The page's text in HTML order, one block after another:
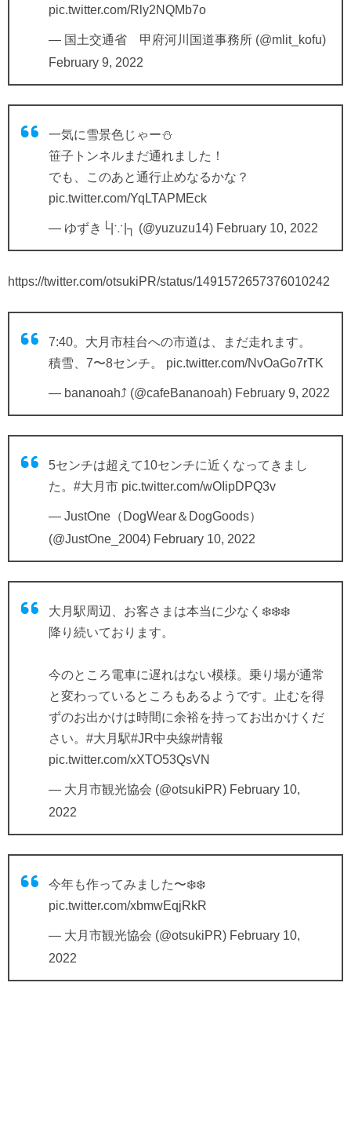
pic.twitter.com/Rly2NQMb7o
— 国土交通省 甲府河川国道事務所 (@mlit_kofu)
February 9, 2022
一気に雪景色じゃー⛄️
笹子トンネルまだ通れました！
でも、このあと通行止めなるかな？
pic.twitter.com/YqLTAPMEck
— ゆずき└|∵|┐ (@yuzuzu14) February 10, 2022
https://twitter.com/otsukiPR/status/1491572657376010242
7:40。大月市桂台への市道は、まだ走れます。
積雪、7〜8センチ。 pic.twitter.com/NvOaGo7rTK
— bananoah⤴︎ (@cafeBananoah) February 9, 2022
5センチは超えて10センチに近くなってきまし
た。 #大月市 pic.twitter.com/wOIipDPQ3v
— JustOne（DogWear＆DogGoods）
(@JustOne_2004) February 10, 2022
大月駅周辺、お客さまは本当に少なく❄️❄️❄️
降り続いております。
今のところ電車に遅れはない模様。乗り場が通常
と変わっているところもあるようです。止むを得
ずのお出かけは時間に余裕を持ってお出かけくだ
さい。 #大月駅#JR中央線#情報
pic.twitter.com/xXTO53QsVN
— 大月市観光協会 (@otsukiPR) February 10,
2022
今年も作ってみました〜❄️❄️
pic.twitter.com/xbmwEqjRkR
— 大月市観光協会 (@otsukiPR) February 10,
2022